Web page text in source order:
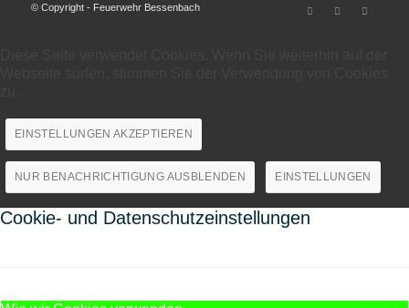
© Copyright - Feuerwehr Bessenbach
EINSTELLUNGEN AKZEPTIEREN
NUR BENACHRICHTIGUNG AUSBLENDEN EINSTELLUNGEN
Cookie- und Datenschutzeinstellungen